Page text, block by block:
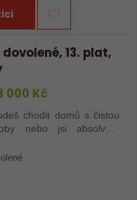
13. plat,
000 Kč
chodit domů s čistou
nebo jsi absolvent